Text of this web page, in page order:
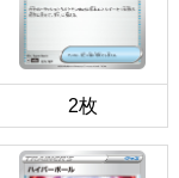
2枚